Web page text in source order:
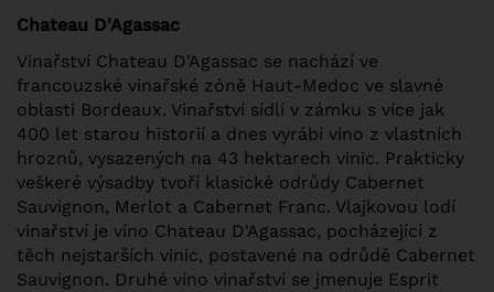
Chateau D'Agassac
Vinařství Chateau D'Agassac se nachází ve
francouzské vinařské zóně Haut-Medoc ve slavné
oblasti Bordeaux. Vinařství sídlí v zámku s více jak
400 let starou historií a dnes vyrábí víno z vlastních
hroznů, vysazených na 43 hektarech vinic. Prakticky
veškeré výsadby tvoří klasické odrůdy Cabernet
Sauvignon, Merlot a Cabernet Franc. Vlajkovou lodí
vinařství je víno Chateau D'Agassac, pocházející z
těch nejstarších vinic, postavené na odrůdě Cabernet
Sauvignon. Druhé víno vinařství se jmenuje Esprit